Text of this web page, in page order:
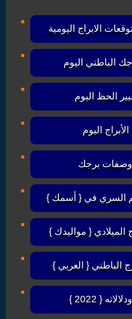
الابراج اليومية
الباطني اليوم
الحظ اليوم
اليوم
وصفات برجك